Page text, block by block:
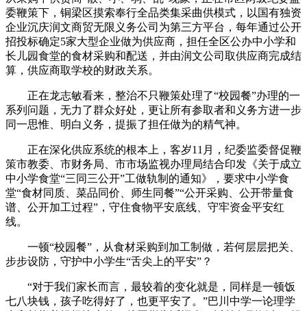
委鞭策下，铜梁区摸索奉行全品类集采曲供模式，以国有独资
企业沉庆润文商贸无限义务公司为第三方平台，每年通过公开
招投标确定5家大型企业做为供应商，担任全区公办中小学和
长儿园食堂的食材采购和配送，并由润文公司取供应商完成结
算，供应商取学校的财政关系。
正在龙志敏看来，整治不只鞭策处理了“校园餐”办理的一
系列问题，无力了群众好处，更让所有参取者和义务方进一步
同一思惟、明白义务，提振了担任做为的精气神。
正在深化供应系统的根本上，客岁11月，纪委监委督促鞭
策市教委、市财务局、市市场监视办理局结合印发《关于成立
中小学食堂“三同三公开”工做轨制的通知》，要求中小学食
堂“食材同质、菜品同价、师生同餐”“公开采购、公开带量食
谱、公开加工过程”，守住食物平安底线、守牢资金平安红
线。
一顿“校园餐”，从食材采购到加工制做，若何层层把关、
步步设防，守护中小学生“舌尖上的平安”？
“对于我们家长而言，最较着的变化就是，同样是一顿饭
七八块钱，孩子吃得好了，也更平安了。”巴川中学一论理学